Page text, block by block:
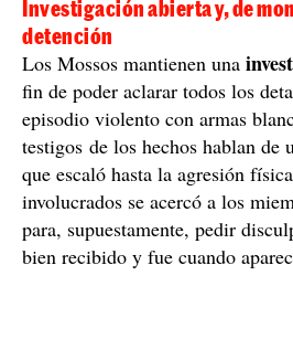
Investigación abierta y, de
detención
Los Mossos mantienen una
fin de poder aclarar todos los
episodio violento con armas
testigos de los hechos hablan de
que escaló hasta la agresión
involucrados se acercó a los
para, supuestamente, pedir
bien recibido y fue cuando